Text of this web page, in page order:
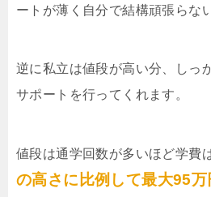
ートが薄く自分で結構頑張らな
逆に私立は値段が高い分、しっ
サポートを行ってくれます。
値段は通学回数が多いほど学費
の高さに比例して最大95